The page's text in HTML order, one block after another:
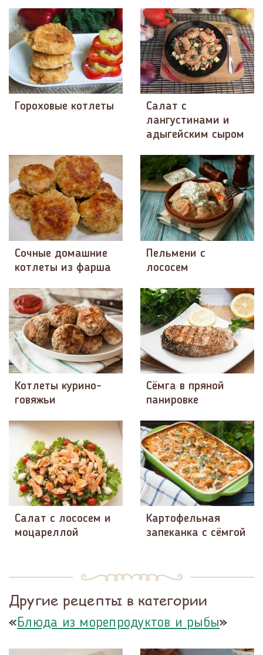
Гороховые котлеты
Салат с
лангустинами и
адыгейским сыром
Сочные домашние
котлеты из фарша
Пельмени с
лососем
Котлеты курино-
говяжьи
Сёмга в пряной
панировке
Салат с лососем и
моцареллой
Картофельная
запеканка с сёмгой
Другие рецепты в категории
«Блюда из морепродуктов и рыбы»